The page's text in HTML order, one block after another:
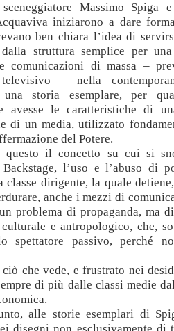
Massimo Spiga
iniziarono a dare
ben chiara l’idea di
struttura semplice per
comunicazioni di massa –
televisivo – nella
una storia esemplare, per
avesse le caratteristiche di
di un media, utilizzato
del Potere.
il concetto su cui si
l’uso e l’abuso di
classe dirigente, la quale
anche i mezzi di
problema di propaganda, ma
e antropologico, che,
spettatore passivo, perché
che vede, e frustrato nei
di più dalle classi medie
alle storie esemplari di